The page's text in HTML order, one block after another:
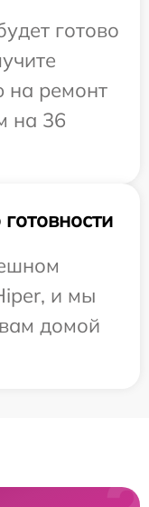
готово
на ремонт
на 36
и мы
домой